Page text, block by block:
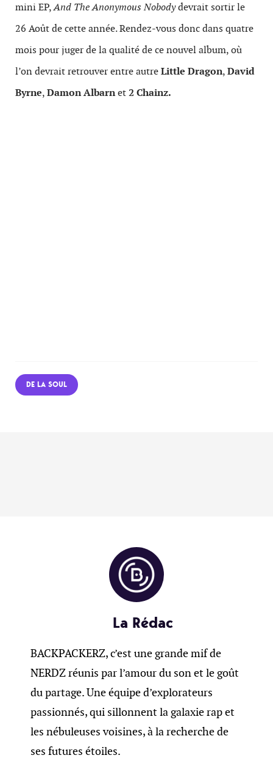
mini EP,And The Anonymous Nobodydevrait sortir le
26 Août de cette année. Rendez-vous donc dans quatre
mois pour juger de la qualité de ce nouvel album, où
l’on devrait retrouver entre autreLittle Dragon,David
Byrne,Damon Albarnet2 Chainz.
DE LA SOUL
La Rédac
BACKPACKERZ, c’est une grande mif de
NERDZ réunis par l’amour du son et le goût
du partage. Une équipe d’explorateurs
passionnés, qui sillonnent la galaxie rap et
les nébuleuses voisines, à la recherche de
ses futures étoiles.